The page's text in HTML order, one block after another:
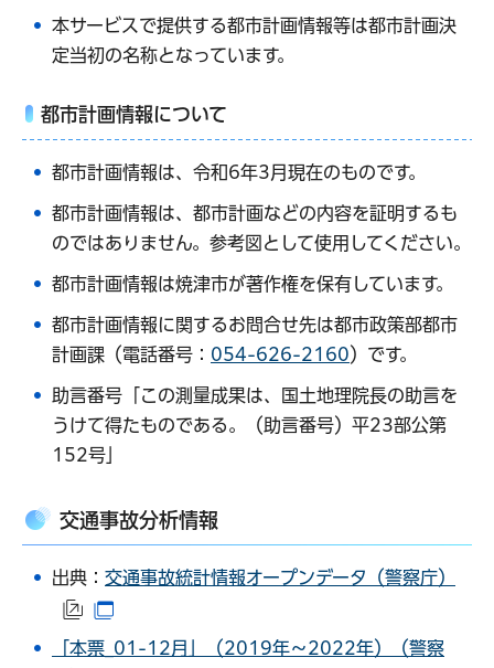
本サービスで提供する都市計画情報等は都市計画決
定当初の名称となっています。
都市計画情報について
都市計画情報は、令和6年3月現在のものです。
都市計画情報は、都市計画などの内容を証明するも
のではありません。参考図として使用してください。
都市計画情報は焼津市が著作権を保有しています。
都市計画情報に関するお問合せ先は都市政策部都市
計画課（電話番号： 054-626-2160）です。
助言番号「この測量成果は、国土地理院長の助言を
うけて得たものである。（助言番号）平23部公第
152号」
交通事故分析情報
出典： 交通事故統計情報オープンデータ（警察庁）
（外部サイトへリンク）
「本票_01-12月」（2019年～2022年）（警察